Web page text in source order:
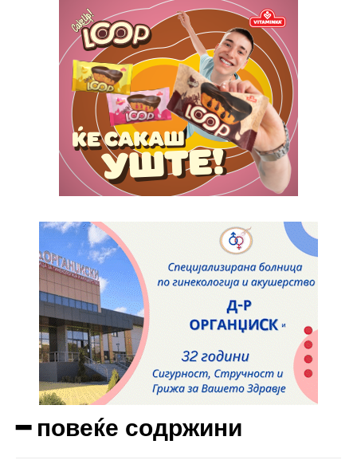
Pro
100 / yearplaceholder text
ИЗБЕРЕТЕ ПЛАН
Etiam est nibh, lobortis sit
Praesent euismod ac
Ut mollis pellentesque tortor
Nullam eu erat condimentum
Donec quis est ac felis
Orci varius natoque dolor
Yearly pricing Monthly pricing
━ повеќе содржини